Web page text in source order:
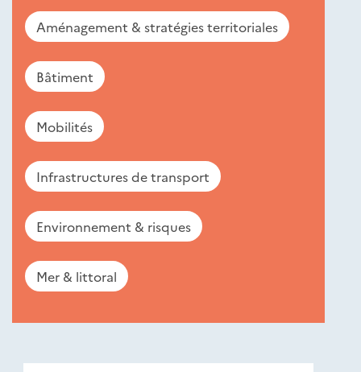
Aménagement & stratégies territoriales
Bâtiment
Mobilités
Infrastructures de transport
Environnement & risques
Mer & littoral
Nouveautés